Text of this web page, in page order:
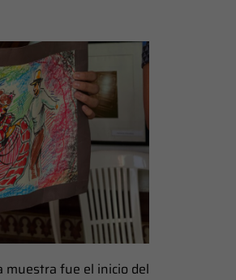
muestra fue el inicio del